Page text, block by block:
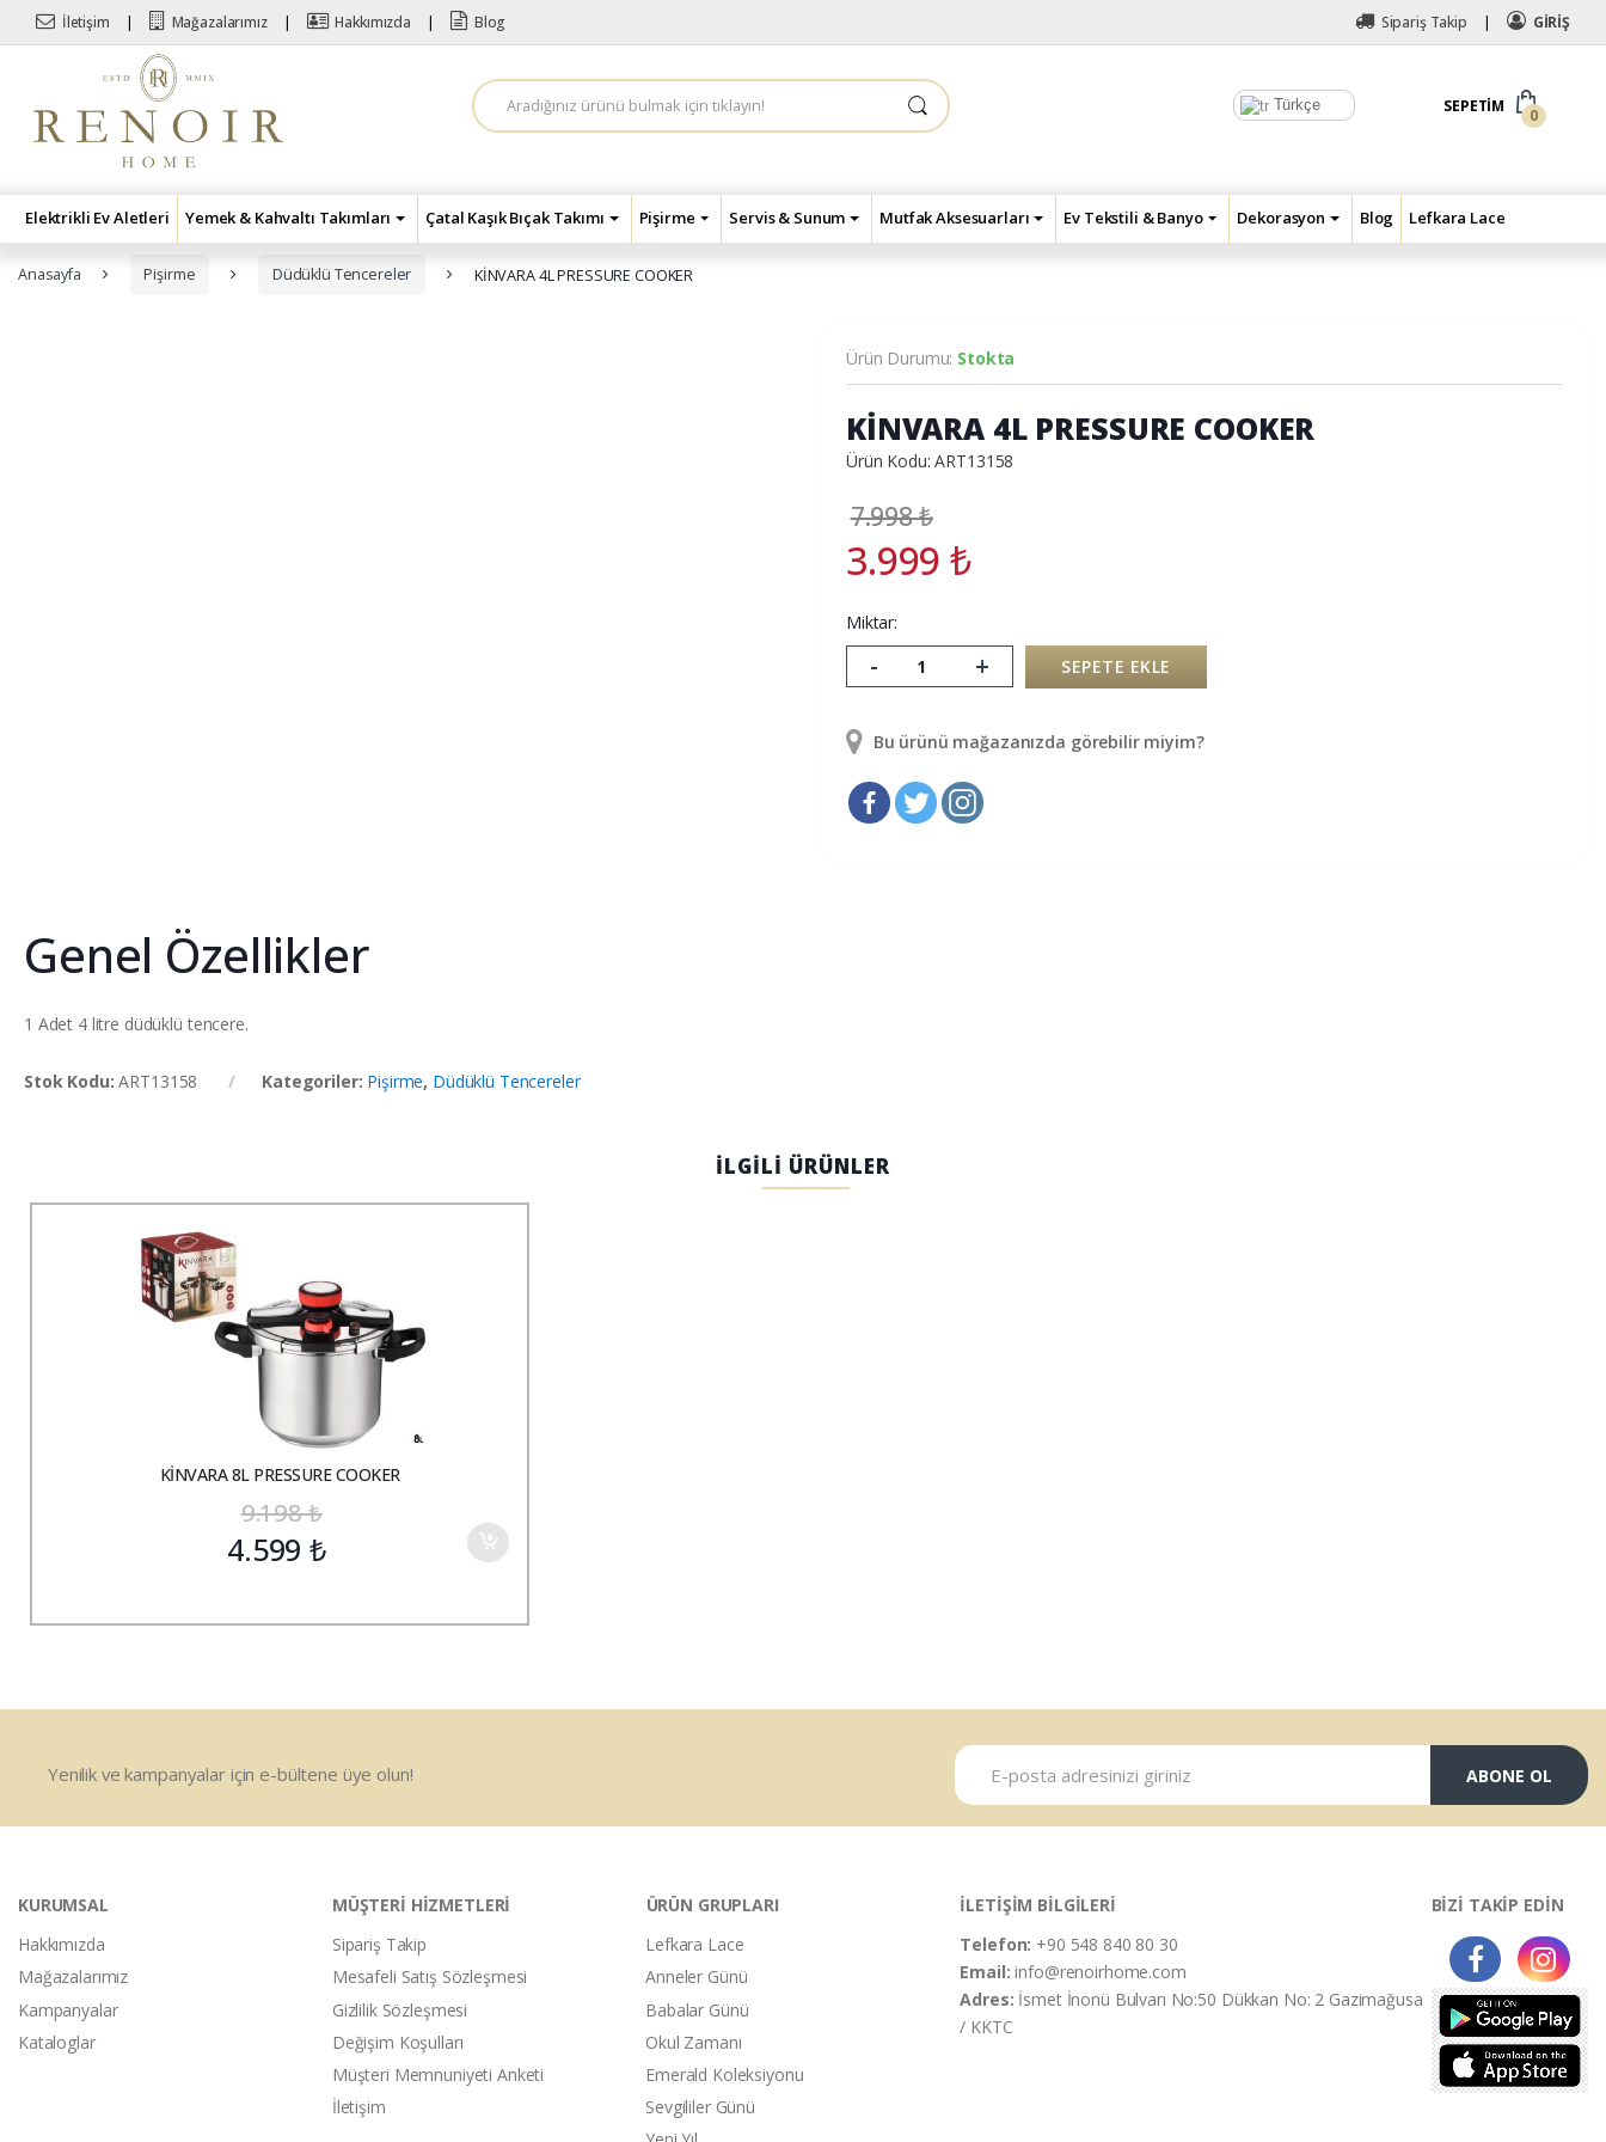
Skip to navigation
Skip to content
İletişim Mağazalarımız Hakkımızda Blog Sipariş Takip GİRİŞ
Türkçe
A
r
a
SEPETIM
0
Elektrikli Ev Aletleri Yemek & Kahvaltı Takımları Çatal Kaşık Bıçak Takımı Pişirme Servis & Sunum Mutfak Aksesuarları Ev Tekstili & Banyo Dekorasyon Blog Lefkara Lace
Anasayfa Pişirme Düdüklü Tencereler KİNVARA 4L PRESSURE COOKER
Genel Özellikler
1 Adet 4 litre düdüklü tencere.
Stok Kodu:ART13158 Kategoriler: Pişirme, Düdüklü Tencereler
Ürün Durumu: Stokta
KİNVARA 4L PRESSURE COOKER
Ürün Kodu: ART13158
7.998₺
3.999₺
Miktar:
- + SEPETE EKLE
Bu ürünü mağazanızda görebilir miyim?
İLGİLİ ÜRÜNLER
KİNVARA 8L PRESSURE COOKER
9.198₺
4.599₺
Yenilik ve kampanyalar için e-bültene üye olun! ABONE OL
KURUMSAL
Hakkımızda
Mağazalarımız
Kampanyalar
Kataloglar
MÜŞTERİ HİZMETLERİ
Sipariş Takip
Mesafeli Satış Sözleşmesi
Gizlilik Sözleşmesi
Değişim Koşulları
Müşteri Memnuniyeti Anketi
İletişim
ÜRÜN GRUPLARI
Lefkara Lace
Anneler Günü
Babalar Günü
Okul Zamanı
Emerald Koleksiyonu
Sevgililer Günü
İLETİŞİM BİLGİLERİ
Telefon: +90 548 840 80 30
Email:info@renoirhome.com
Adres: İsmet İnonü Bulvarı No:50 Dükkan No: 2 Gazimağusa
/ KKTC
BİZİ TAKİP EDİN